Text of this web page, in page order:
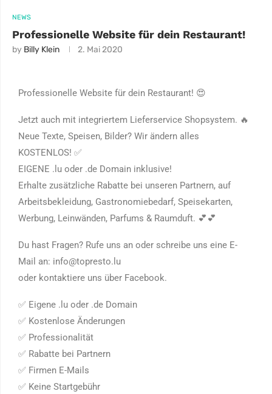
NEWS
Professionelle Website für dein Restaurant!
by Billy Klein 2. Mai 2020
Professionelle Website für dein Restaurant! 😍
Jetzt auch mit integriertem Lieferservice Shopsystem. 🔥
Neue Texte, Speisen, Bilder? Wir ändern alles
KOSTENLOS! ✅
EIGENE .lu oder .de Domain inklusive!
Erhalte zusätzliche Rabatte bei unseren Partnern, auf
Arbeitsbekleidung, Gastronomiebedarf, Speisekarten,
Werbung, Leinwänden, Parfums & Raumduft. 💕 💕
Du hast Fragen? Rufe uns an oder schreibe uns eine E-
Mail an: info@topresto.lu
oder kontaktiere uns über Facebook.
✅ Eigene .lu oder .de Domain
✅ Kostenlose Änderungen
✅ Professionalität
✅ Rabatte bei Partnern
✅ Firmen E-Mails
✅ Keine Startgebühr